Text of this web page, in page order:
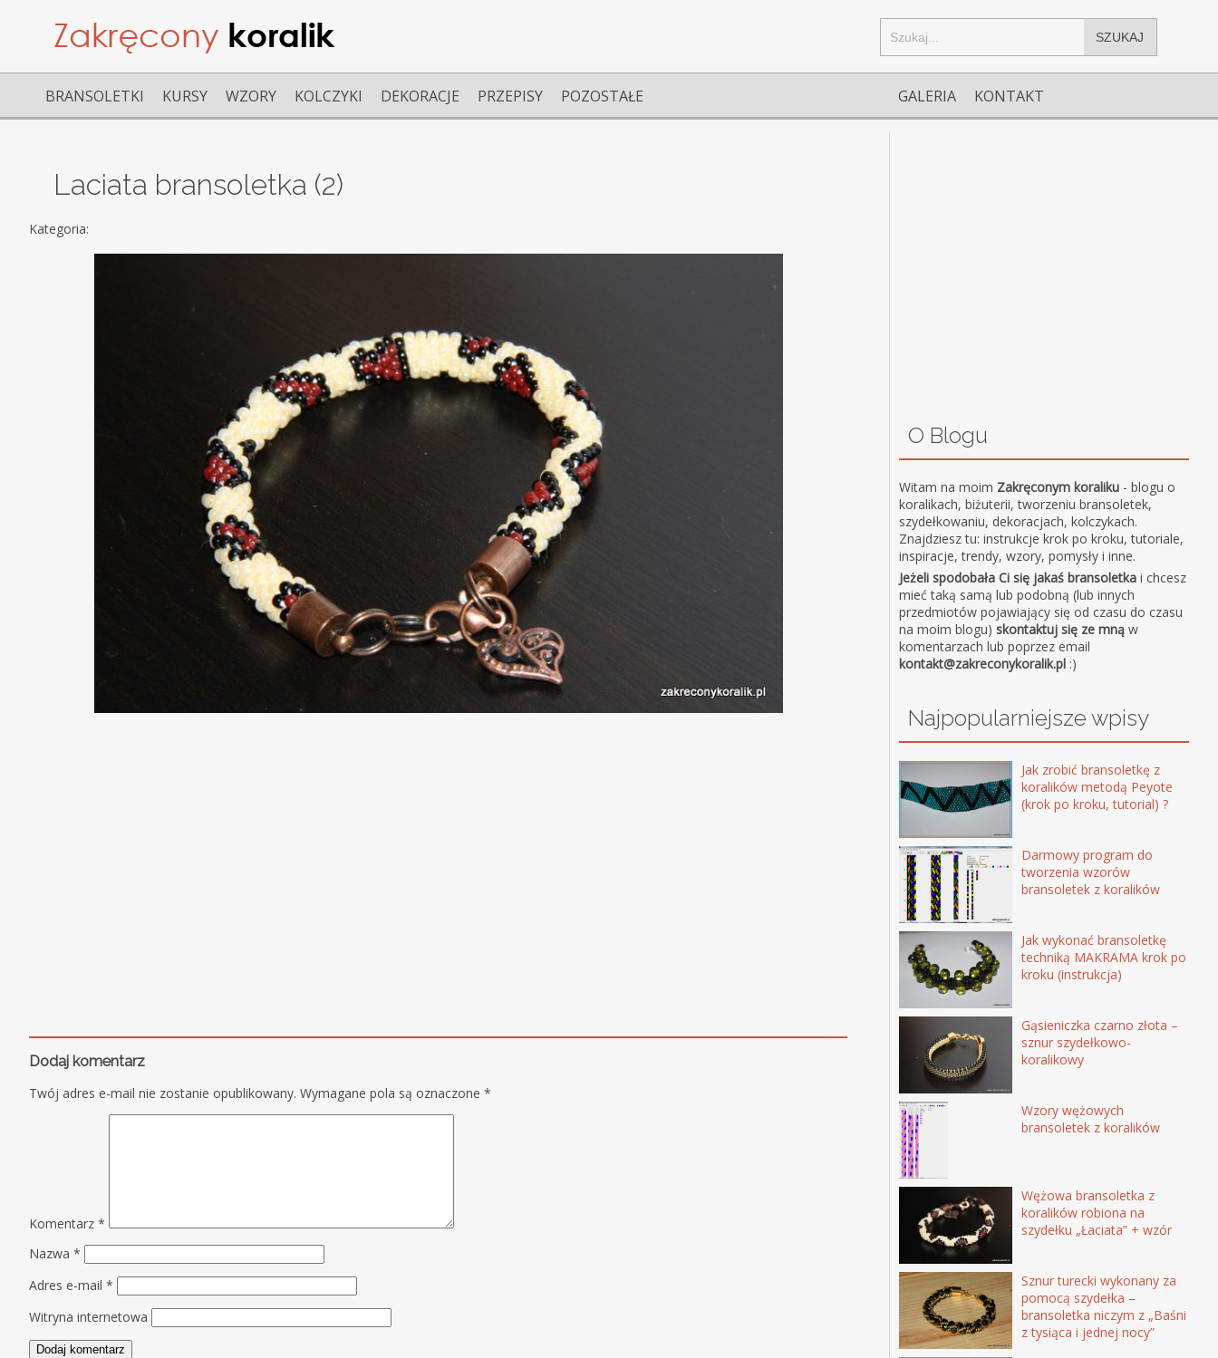
SZUKAJ
BRANSOLETKI KURSY WZORY KOLCZYKI DEKORACJE PRZEPISY POZOSTAŁE GALERIA KONTAKT
Laciata bransoletka (2)
Kategoria:
Dodaj komentarz
Twój adres e-mail nie zostanie opublikowany. Wymagane pola są oznaczone*
Komentarz*
Nazwa*
Adres e-mail*
Witryna internetowa
O Blogu
Witam na moim Zakręconym koraliku - blogu o
koralikach, biżuterii, tworzeniu bransoletek,
szydełkowaniu, dekoracjach, kolczykach.
Znajdziesz tu: instrukcje krok po kroku, tutoriale,
inspiracje, trendy, wzory, pomysły i inne.
Jeżeli spodobała Ci się jakaś bransoletka i chcesz
mieć taką samą lub podobną (lub innych
przedmiotów pojawiający się od czasu do czasu
na moim blogu)skontaktuj się ze mną w
komentarzach lub poprzez email
kontakt@zakreconykoralik.pl :)
Najpopularniejsze wpisy
Jak zrobić bransoletkę z
koralików metodą Peyote
(krok po kroku, tutorial) ?
Darmowy program do
tworzenia wzorów
bransoletek z koralików
Jak wykonać bransoletkę
techniką MAKRAMA krok po
kroku (instrukcja)
Gąsieniczka czarno złota –
sznur szydełkowo-
koralikowy
Wzory wężowych
bransoletek z koralików
Wężowa bransoletka z
koralików robiona na
szydełku „Łaciata” + wzór
Sznur turecki wykonany za
pomocą szydełka –
bransoletka niczym z „Baśni
z tysiąca i jednej nocy”